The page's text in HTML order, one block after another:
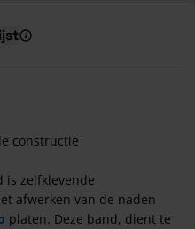
constructie
is zelfklevende
afwerken van de naden
platen. Deze band, dient te